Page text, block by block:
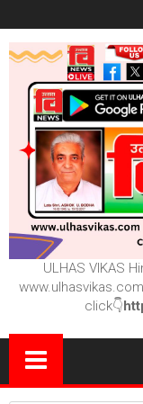
ULHAS VIKAS
click👇